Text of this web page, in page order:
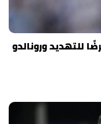
تعرضًا للتهديد ورونالدو